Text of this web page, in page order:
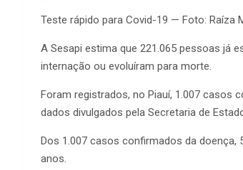
Teste rápido para Covid-19 — Foto: Raíza
A Sesapi estima que 221.065 pessoas já
internação ou evoluíram para morte.
Foram registrados, no Piauí, 1.007 casos
dados divulgados pela Secretaria de
Dos 1.007 casos confirmados da doença,
anos.